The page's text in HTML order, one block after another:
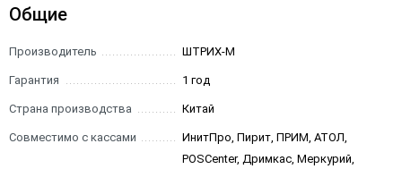
Общие
Производитель ШТРИХ-М
Гарантия 1 год
Страна производства Китай
Совместимо с кассами
ИнитПро, Пирит, ПРИМ, АТОЛ,
POSCenter, Дримкас, Меркурий,